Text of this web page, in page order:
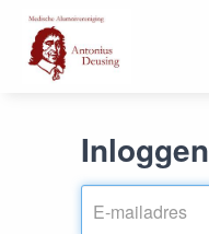
Inloggen